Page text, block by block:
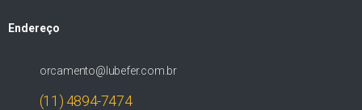
Endereço
orcamento@lubefer.com.br
(11) 4894-7474